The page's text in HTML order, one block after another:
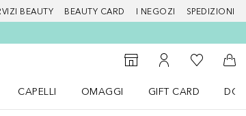
BEAUTY BEAUTY CARD I NEGOZI SPEDIZIONI
StorefinderAl Mio Account
Alla Mia
Al
CAPELLI
OMAGGI
GIFT CARD